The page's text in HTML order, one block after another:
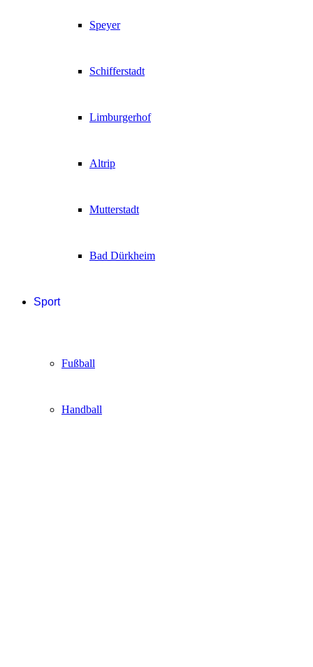
Speyer
Schifferstadt
Limburgerhof
Altrip
Mutterstadt
Bad Dürkheim
Sport
Fußball
Handball